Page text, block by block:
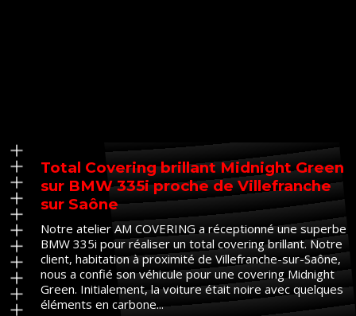
Total Covering brillant Midnight Green
sur BMW 335i proche de Villefranche
sur Saône
Notre atelier AM COVERING a réceptionné une superbe
BMW 335i pour réaliser un total covering brillant. Notre
client, habitation à proximité de Villefranche-sur-Saône,
nous a confié son véhicule pour une covering Midnight
Green. Initialement, la voiture était noire avec quelques
éléments en carbone...